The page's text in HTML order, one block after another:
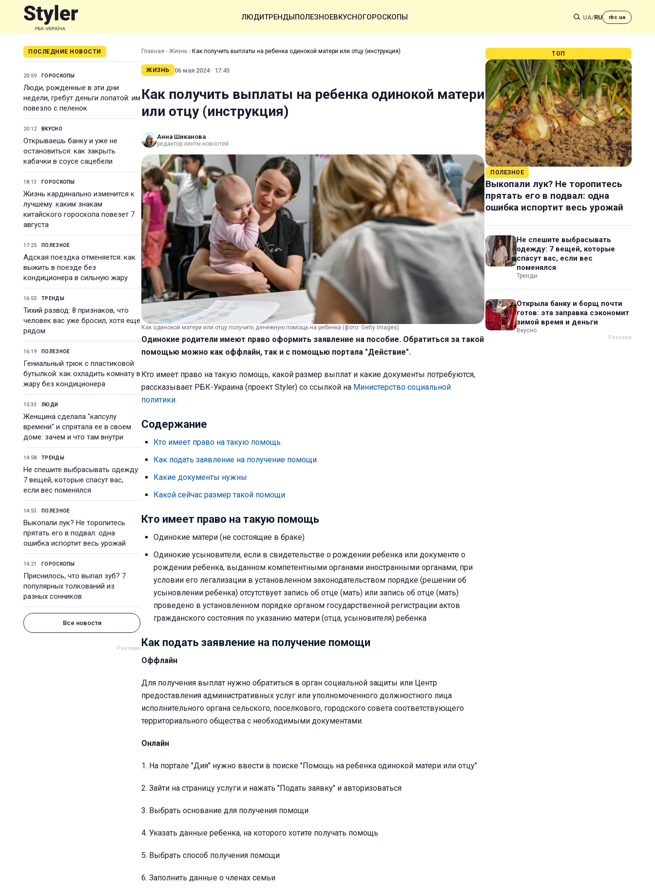
ЛЮДИТРЕНДЫПОЛЕЗНОЕВКУСНОГОРОСКОПЫ UA/RU rbc.ua
ПОСЛЕДНИЕ НОВОСТИ
20:59 ГОРОСКОПЫ
Люди, рожденные в эти дни
недели, гребут деньги лопатой: им
повезло с пеленок
20:12 ВКУСНО
Открываешь банку и уже не
остановиться: как закрыть
кабачки в соусе сацебели
18:13 ГОРОСКОПЫ
Жизнь кардинально изменится к
лучшему: каким знакам
китайского гороскопа повезет 7
августа
17:25 ПОЛЕЗНОЕ
Адская поездка отменяется: как
выжить в поезде без
кондиционера в сильную жару
16:55 ТРЕНДЫ
Тихий развод: 8 признаков, что
человек вас уже бросил, хотя еще
рядом
16:19 ПОЛЕЗНОЕ
Гениальный трюк с пластиковой
бутылкой: как охладить комнату в
жару без кондиционера
15:33 ЛЮДИ
Женщина сделала "капсулу
времени" и спрятала ее в своем
доме: зачем и что там внутри
14:58 ТРЕНДЫ
Не спешите выбрасывать одежду:
7 вещей, которые спасут вас,
если вес поменялся
14:53 ПОЛЕЗНОЕ
Выкопали лук? Не торопитесь
прятать его в подвал: одна
ошибка испортит весь урожай
14:21 ГОРОСКОПЫ
Приснилось, что выпал зуб? 7
популярных толкований из
разных сонников
Все новости
Главная › Жизнь › Как получить выплаты на ребенка одинокой матери или отцу (инструкция)
ЖИЗНЬ 06 мая 2024 · 17:43
Как получить выплаты на ребенка одинокой матери
или отцу (инструкция)
Анна Шиканова
редактор ленты новостей
Как одинокой матери или отцу получить денежную помощь на ребенка (фото: Getty Images)
Одинокие родители имеют право оформить заявление на пособие. Обратиться за такой
помощью можно как оффлайн, так и с помощью портала "Действие".
Кто имеет право на такую помощь, какой размер выплат и какие документы потребуются,
рассказывает РБК-Украина (проект Styler) со ссылкой на Министерство социальной
политики.
Содержание
Кто имеет право на такую помощь
Как подать заявление на получение помощи
Какие документы нужны
Какой сейчас размер такой помощи
Кто имеет право на такую помощь
Одинокие матери (не состоящие в браке)
Одинокие усыновители, если в свидетельстве о рождении ребенка или документе о
рождении ребенка, выданном компетентными органами иностранными органами, при
условии его легализации в установленном законодательством порядке (решении об
усыновлении ребенка) отсутствует запись об отце (мать) или запись об отце (мать)
проведено в установленном порядке органом государственной регистрации актов
гражданского состояния по указанию матери (отца, усыновителя) ребенка
Как подать заявление на получение помощи
Оффлайн
Для получения выплат нужно обратиться в орган социальной защиты или Центр
предоставления административных услуг или уполномоченного должностного лица
исполнительного органа сельского, поселкового, городского совета соответствующего
территориального общества с необходимыми документами.
Онлайн
1. На портале "Дия" нужно ввести в поиске "Помощь на ребенка одинокой матери или отцу"
2. Зайти на страницу услуги и нажать "Подать заявку" и авторизоваться
3. Выбрать основание для получения помощи
4. Указать данные ребенка, на которого хотите получать помощь
5. Выбрать способ получения помощи
6. Заполнить данные о членах семьи
ТОП
ПОЛЕЗНОЕ
Выкопали лук? Не торопитесь
прятать его в подвал: одна
ошибка испортит весь урожай
Не спешите выбрасывать
одежду: 7 вещей, которые
спасут вас, если вес
поменялся
Тренды
Открыла банку и борщ почти
готов: эта заправка сэкономит
зимой время и деньги
Вкусно